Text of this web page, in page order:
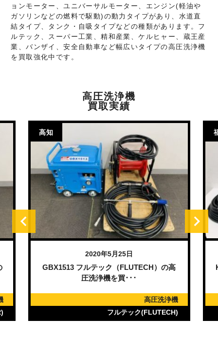
ョンモーター、ユニバーサルモーター、エンジン(軽油や
ガソリンなどの燃料で駆動)の動力タイプがあり、水道直
結タイプ、タンク・自吸タイプなどの種類があります。フ
ルテック、スーパー工業、精和産業、ケルヒャー、蔵王産
業、バンザイ、安全自動車など幅広いタイプの高圧洗浄機
を買取強化中です。
高圧洗浄機
買取実績
高知
2020年5月25日
GBX1513 フルテック（FLUTECH）の高
圧洗浄機を買･･･
高圧洗浄機
フルテック(FLUTECH)